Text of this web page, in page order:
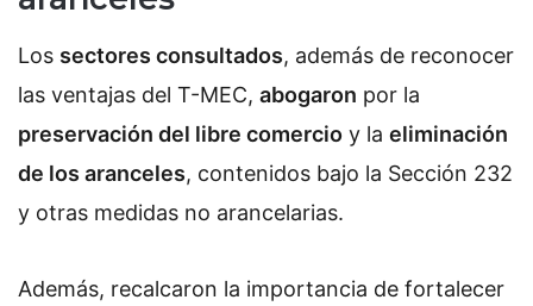
Los sectores consultados, además de reconocer
las ventajas del T-MEC, abogaron por la
preservación del libre comercio y la eliminación
de los aranceles, contenidos bajo la Sección 232
y otras medidas no arancelarias.
Además, recalcaron la importancia de fortalecer